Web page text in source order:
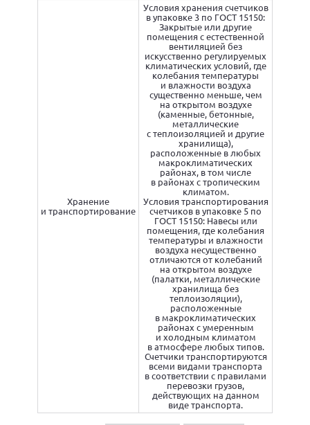
Хранение
и транспортирование
Условия хранения счетчиков
в упаковке 3 по ГОСТ 15150:
Закрытые или другие
помещения с естественной
вентиляцией без
искусственно регулируемых
климатических условий, где
колебания температуры
и влажности воздуха
существенно меньше, чем
на открытом воздухе
(каменные, бетонные,
металлические
с теплоизоляцией и другие
хранилища),
расположенные в любых
макроклиматических
районах, в том числе
в районах с тропическим
климатом.
Условия транспортирования
счетчиков в упаковке 5 по
ГОСТ 15150: Навесы или
помещения, где колебания
температуры и влажности
воздуха несущественно
отличаются от колебаний
на открытом воздухе
(палатки, металлические
хранилища без
теплоизоляции),
расположенные
в макроклиматических
районах с умеренным
и холодным климатом
в атмосфере любых типов.
Счетчики транспортируются
всеми видами транспорта
в соответствии с правилами
перевозки грузов,
действующих на данном
виде транспорта.